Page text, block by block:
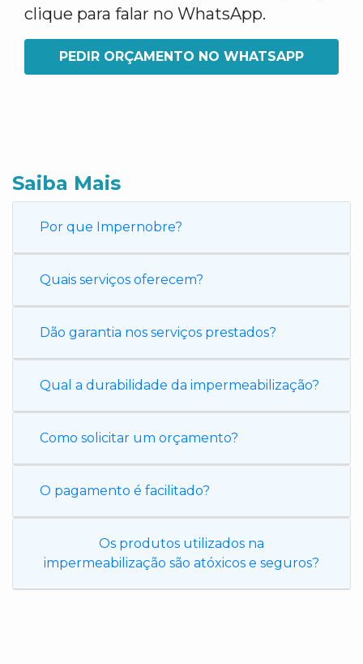
clique para falar no WhatsApp.
PEDIR ORÇAMENTO NO WHATSAPP
Saiba Mais
Por que Impernobre?
Quais serviços oferecem?
Dão garantia nos serviços prestados?
Qual a durabilidade da impermeabilização?
Como solicitar um orçamento?
O pagamento é facilitado?
Os produtos utilizados na
impermeabilização são atóxicos e seguros?